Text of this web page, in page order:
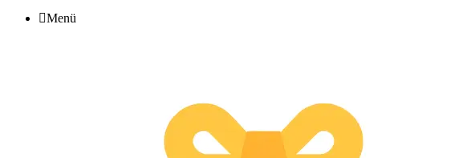
Menü